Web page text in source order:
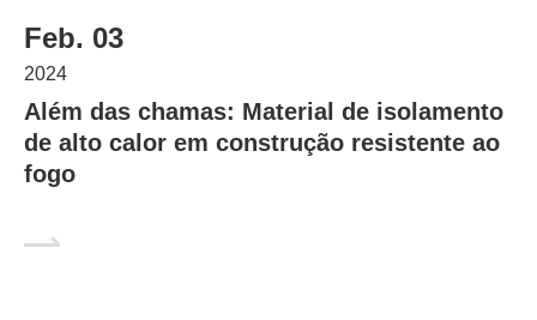
Feb. 03
2024
Além das chamas: Material de isolamento
de alto calor em construção resistente ao
fogo